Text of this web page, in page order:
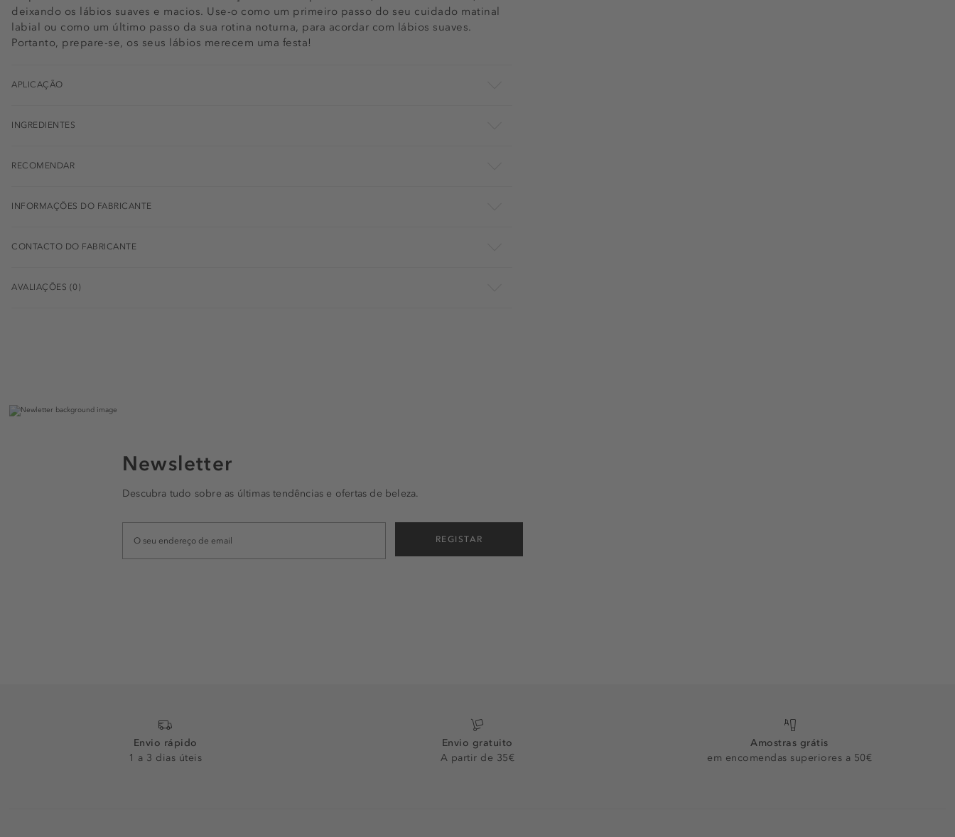
deixando os lábios suaves e macios. Use-o como um primeiro passo do seu cuidado matinal
labial ou como um último passo da sua rotina noturna, para acordar com lábios suaves.
Portanto, prepare-se, os seus lábios merecem uma festa!
APLICAÇÃO
INGREDIENTES
RECOMENDAR
INFORMAÇÕES DO FABRICANTE
CONTACTO DO FABRICANTE
AVALIAÇÕES (0)
Newsletter
Descubra tudo sobre as últimas tendências e ofertas de beleza.
REGISTAR
Envio rápido
1 a 3 dias úteis
Envio gratuito
A partir de 35€
Amostras grátis
em encomendas superiores a 50€